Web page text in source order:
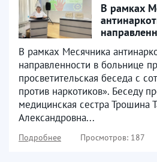
В рамках
беседа...
В рамках Месячника
направленности в больнице
просветительская беседа с
против наркотиков». Беседу
медицинская сестра Трошина
Александровна...
Подробнее Просмотров: 187